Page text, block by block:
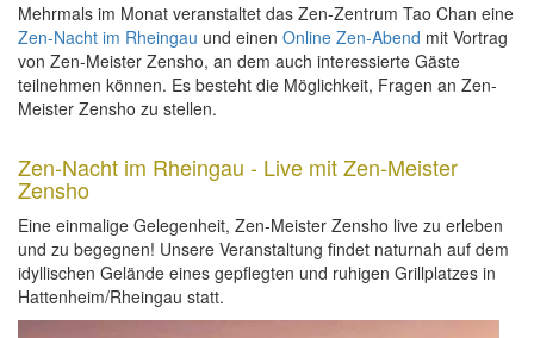
Mehrmals im Monat veranstaltet das Zen-Zentrum Tao Chan eine
Zen-Nacht im Rheingau und einen Online Zen-Abend mit Vortrag
von Zen-Meister Zensho, an dem auch interessierte Gäste
teilnehmen können. Es besteht die Möglichkeit, Fragen an Zen-
Meister Zensho zu stellen.
Zen-Nacht im Rheingau - Live mit Zen-Meister
Zensho
Eine einmalige Gelegenheit, Zen-Meister Zensho live zu erleben
und zu begegnen! Unsere Veranstaltung findet naturnah auf dem
idyllischen Gelände eines gepflegten und ruhigen Grillplatzes in
Hattenheim/Rheingau statt.